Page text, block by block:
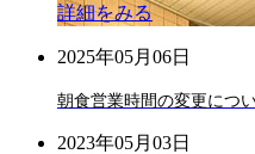
詳細をみる
2025年05月06日
朝食営業時間の変更につ
2023年05月03日